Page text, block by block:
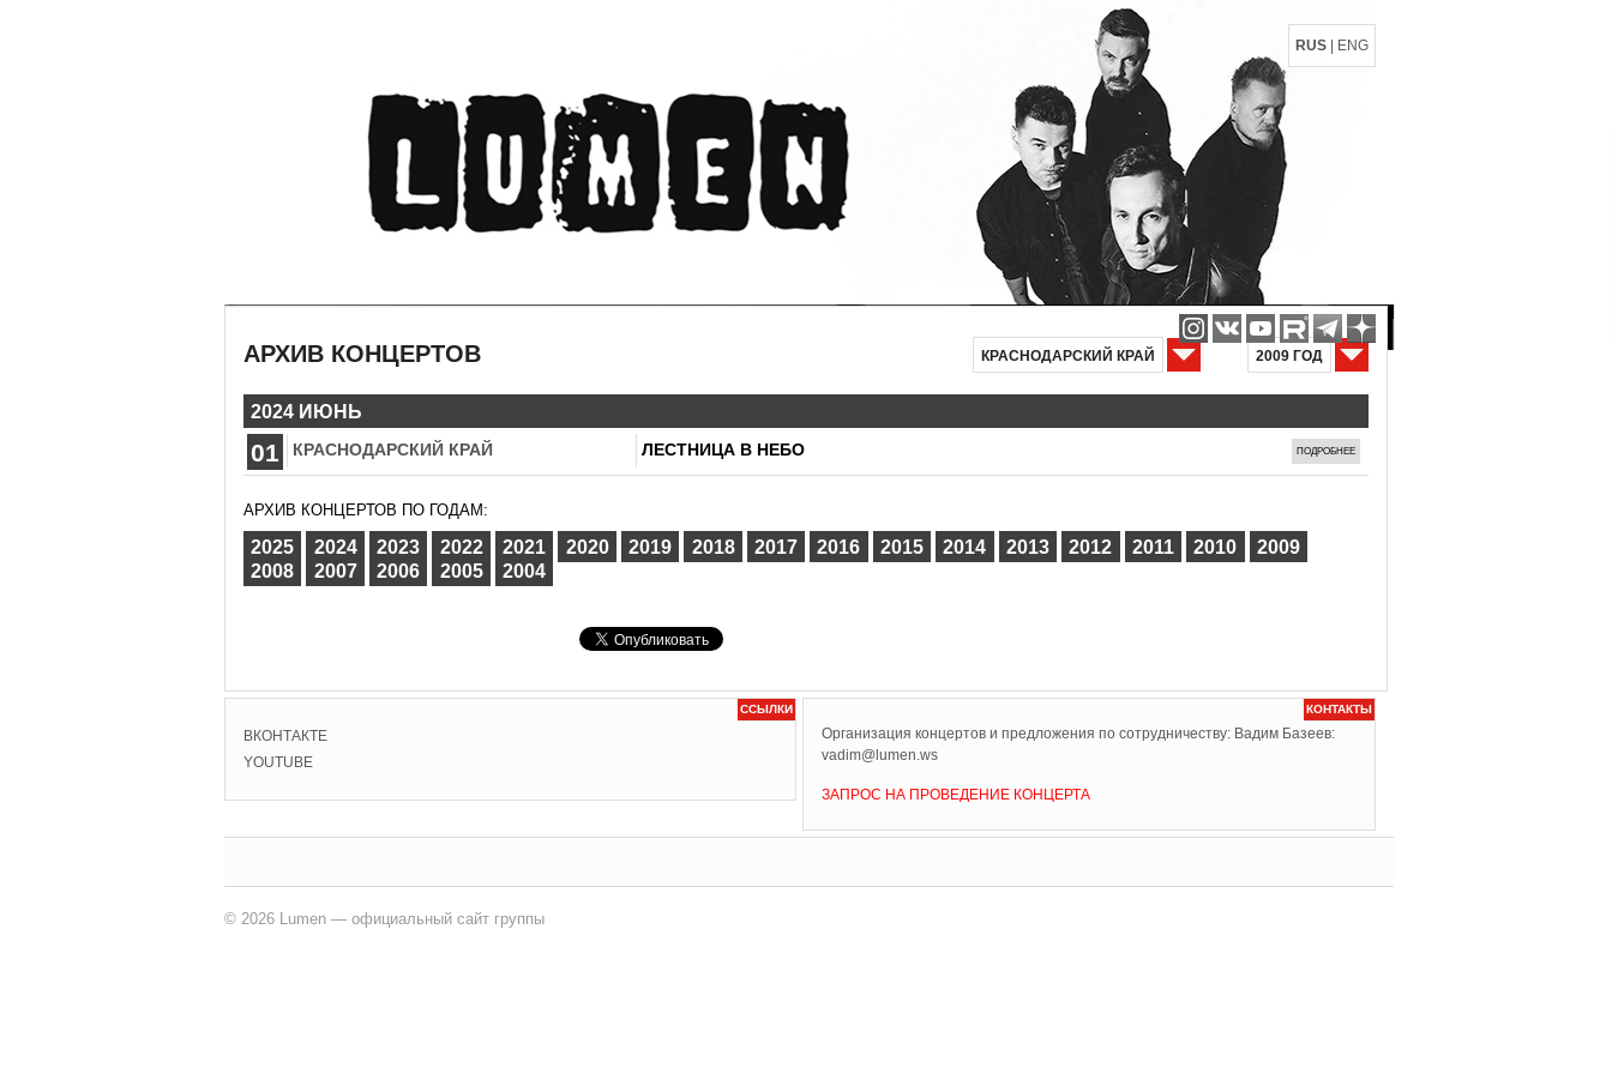
RUS ENG
АРХИВ КОНЦЕРТОВ 2009 ГОД
КРАСНОДАРСКИЙ КРАЙ
2024 ИЮНЬ
01 КРАСНОДАРСКИЙ КРАЙ ЛЕСТНИЦА В НЕБО ПОДРОБНЕЕ
АРХИВ КОНЦЕРТОВ ПО ГОДАМ:
2025 2024 2023 2022 2021 2020 2019 2018 2017 2016 2015 2014 2013 2012 2011 2010
2009
2008
2007 2006 2005 2004
ССЫЛКИ
ВКОНТАКТЕ
YOUTUBE
КОНТАКТЫ
Организация концертов и предложения по сотрудничеству: Вадим Базеев:
vadim@lumen.ws
ЗАПРОС НА ПРОВЕДЕНИЕ КОНЦЕРТА
© 2026 Lumen — официальный сайт группы